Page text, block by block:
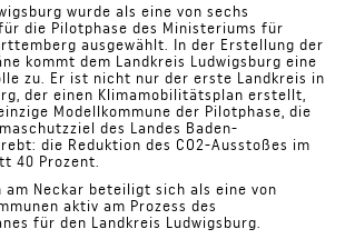
wurde als eine von sechs
die Pilotphase des Ministeriums für
ausgewählt. In der Erstellung der
kommt dem Landkreis Ludwigsburg eine
zu. Er ist nicht nur der erste Landkreis in
der einen Klimamobilitätsplan erstellt,
Modellkommune der Pilotphase, die
des Landes Baden-
die Reduktion des CO2-Ausstoßes im
40 Prozent.
am Neckar beteiligt sich als eine von
aktiv am Prozess des
für den Landkreis Ludwigsburg.